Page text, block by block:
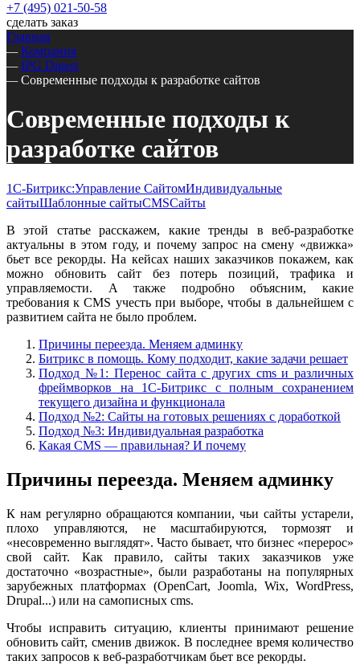
+7 (495) 021-50-58
сделать заказ
Главная
— Компания
— IPG Digest
— Современные подходы к разработке сайтов
Современные подходы к
разработке сайтов
1С-Битрикс:Управление СайтомИндивидуальные
сайтыШаблонные сайтыCMSСайты
В этой статье расскажем, какие тренды в веб-разработке
актуальны в этом году, и почему запрос на смену «движка»
бьет все рекорды. На кейсах наших заказчиков покажем, как
можно обновить сайт без потерь позиций, трафика и
управляемости. А также подробно объясним, какие
требования к CMS учесть при выборе, чтобы в дальнейшем с
развитием сайта не было проблем.
Причины переезда. Меняем админку
Битрикс в помощь. Кому подходит, какие задачи решает
Подход №1: Перенос сайта с других cms и различных
фреймворков на 1С-Битрикс с полным сохранением
текущего дизайна и функционала
Подход №2: Сайты на готовых решениях с доработкой
Подход №3: Индивидуальная разработка
Какая СMS — правильная? И почему
Причины переезда. Меняем админку
К нам регулярно обращаются компании, чьи сайты устарели,
плохо управляются, не масштабируются, тормозят и
«несовременно выглядят». Часто бывает, что бизнес «перерос»
свой сайт. Как правило, сайты таких заказчиков уже
достаточно «возрастные», были разработаны на популярных
зарубежных платформах (OpenCart, Joomla, Wix, WordPress,
Drupal...) или на самописных cms.
Чтобы исправить ситуацию, клиенты принимают решение
обновить сайт, сменив движок. В последнее время количество
таких запросов к веб-разработчикам бьет все рекорды.